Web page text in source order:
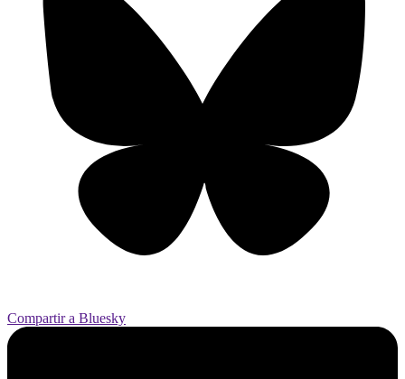
Compartir a Bluesky